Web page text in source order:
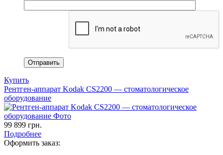
Купить
Рентген-аппарат Kodak CS2200 — стоматологическое
оборудование
99 899 грн.
Подробнее
Оформить заказ: